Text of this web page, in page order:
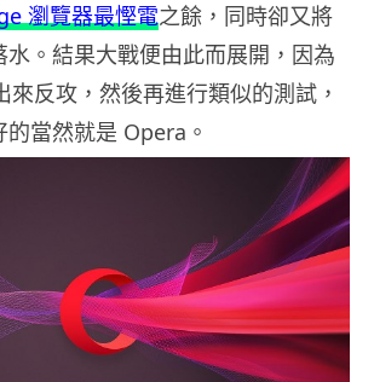
瀏覽器最慳電之餘，同時卻又將
水。結果大戰便由此而展開，因為
來反攻，然後再進行類似的測試，
當然就是 Opera。